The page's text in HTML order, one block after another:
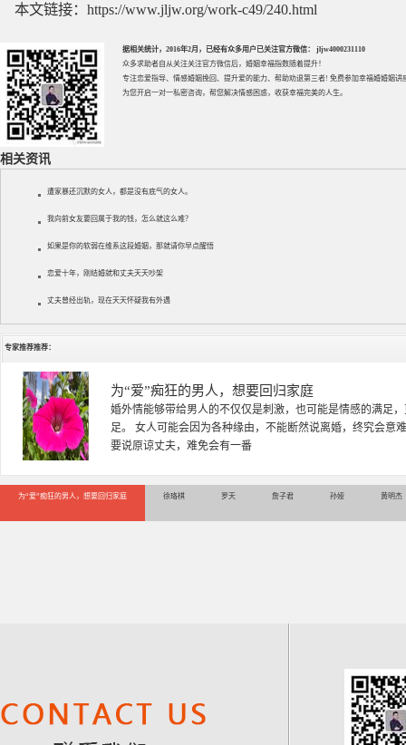
本文链接： https://www.jljw.org/work-c49/240.html
据相关统计，2016年2月，已经有众多用户已关注官方微信： jljw4000231110
众多求助者自从关注关注官方微信后，婚姻幸福指数随着提升！
专注恋爱指导、 情感婚姻挽回 、提升爱的能力、帮助劝退第三者! 免费参加幸福婚婚姻讲
为您开启一对一私密咨询，帮您解决情感困惑，收获幸福完美的人生。
相关资讯
遭家暴还沉默的女人，都是没有底气的女人。
我向前女友要回属于我的钱，怎么就这么难？
如果是你的软弱在维系这段婚姻，那就请你早点醒悟
恋爱十年，刚结婚就和丈夫天天吵架
丈夫曾经出轨，现在天天怀疑我有外遇
专家推荐推荐：
徐珞棋
徐珞棋，婚姻家庭咨询师，毕业于重庆师范大学心理学专业
多年，对婚姻情感分析、恋爱择偶、夫妻关系，情感挽回、
千小时，积累了丰富的咨
为“爱”痴狂的男人，想要回归家庭 徐珞棋 罗天 詹子君 孙娅 黄明杰